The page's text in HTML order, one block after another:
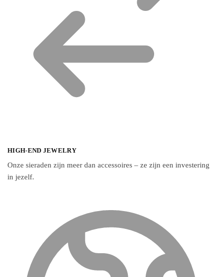
HIGH-END JEWELRY
Onze sieraden zijn meer dan accessoires – ze zijn een investering
in jezelf.